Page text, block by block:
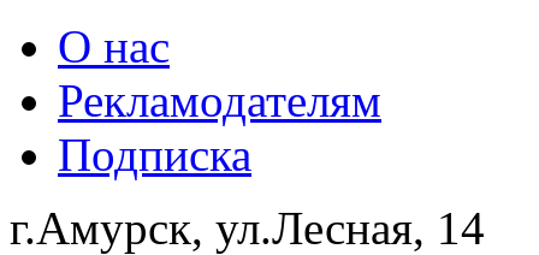
О нас
Рекламодателям
Подписка
г.Амурск, ул.Лесная, 14